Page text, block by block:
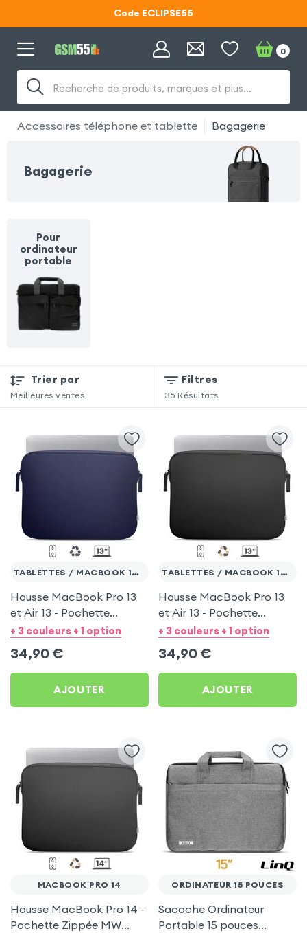
Code ECLIPSE55
Lunettes d'éclipse OFFERTES
Recherche de produits, marques et plus…
0
Accessoires téléphone et tablette Bagagerie
Bagagerie
Pour
ordinateur
portable
Trier par
Meilleures ventes
Filtres
35 Résultats
TABLETTES / MACBOOK 13'' MAX.
Housse MacBook Pro 13
et Air 13 - Pochette
Zippée MW Basics ²Life
+ 3 couleurs + 1 option
34,90 €
AJOUTER
TABLETTES / MACBOOK 13'' MAX.
Housse MacBook Pro 13
et Air 13 - Pochette
Zippée MW Basics ²Life
+ 3 couleurs + 1 option
34,90 €
AJOUTER
MACBOOK PRO 14
Housse MacBook Pro 14 -
Pochette Zippée MW
ORDINATEUR 15 POUCES
Sacoche Ordinateur
Portable 15 pouces